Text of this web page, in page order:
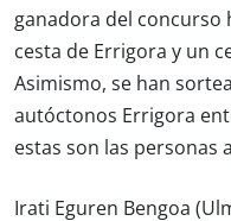
ganadora del concurso
cesta de Errigora y un
Asimismo, se han
autóctonos Errigora
estas son las personas
Irati Eguren Bengoa